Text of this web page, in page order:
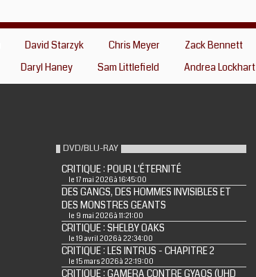
David Starzyk Chris Meyer Zack Bennett
Daryl Haney Sam Littlefield Andrea Lockhart
DVD/BLU-RAY
CRITIQUE : POUR L'ÉTERNITÉ
le 17 mai 2026 à 16:45:00
DES GANGS, DES HOMMES INVISIBLES ET
DES MONSTRES GEANTS
le 9 mai 2026 à 11:21:00
CRITIQUE : SHELBY OAKS
le 19 avril 2026 à 22:34:00
CRITIQUE : LES INTRUS - CHAPITRE 2
le 15 mars 2026 à 22:19:00
CRITIQUE : GAMERA CONTRE GYAOS (UHD